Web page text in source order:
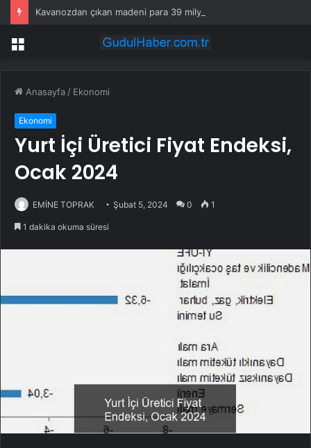
Kavanozdan çıkan madeni para 39 milyon lira kazandırdı
Menü
Anasayfa / Ekonomi
Ekonomi
Yurt İçi Üretici Fiyat Endeksi,
Ocak 2024
EMİNE TOPRAK Şubat 5, 2024 0 1
1 dakika okuma süresi